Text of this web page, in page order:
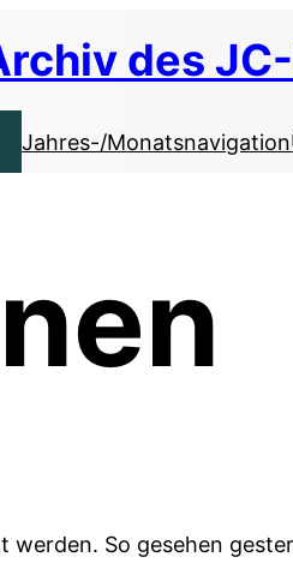
des
Jahres-/Monatsnavigation
werden. So gesehen